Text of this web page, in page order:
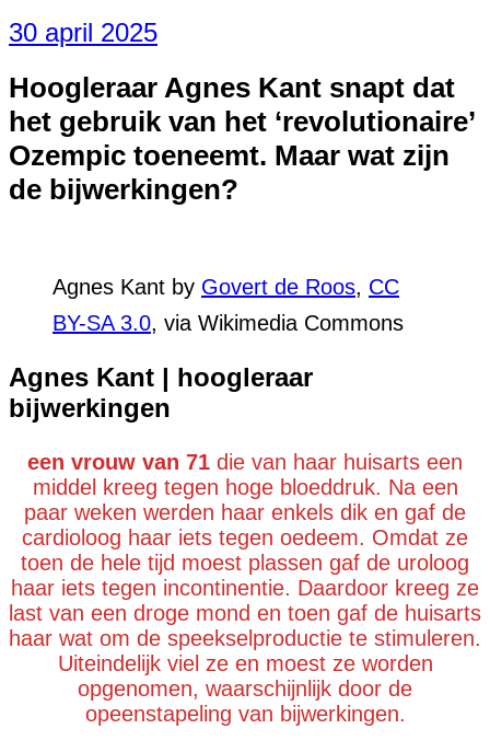
30 april 2025
Hoogleraar Agnes Kant snapt dat
het gebruik van het ‘revolutionaire’
Ozempic toeneemt. Maar wat zijn
de bijwerkingen?
Agnes Kant by Govert de Roos, CC
BY-SA 3.0, via Wikimedia Commons
Agnes Kant | hoogleraar
bijwerkingen
een vrouw van 71 die van haar huisarts een
middel kreeg tegen hoge bloeddruk. Na een
paar weken werden haar enkels dik en gaf de
cardioloog haar iets tegen oedeem. Omdat ze
toen de hele tijd moest plassen gaf de uroloog
haar iets tegen incontinentie. Daardoor kreeg ze
last van een droge mond en toen gaf de huisarts
haar wat om de speekselproductie te stimuleren.
Uiteindelijk viel ze en moest ze worden
opgenomen, waarschijnlijk door de
opeenstapeling van bijwerkingen.